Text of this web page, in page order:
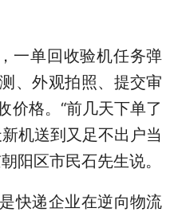
单回收验机任务弹
、外观拍照、提交审
格。“前几天下单了
新机送到又足不出户当
阳区市民石先生说。
递企业在逆向物流